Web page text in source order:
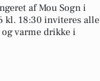
af Mou Sogn i
kl. 18:30 inviteres alle
varme drikke i